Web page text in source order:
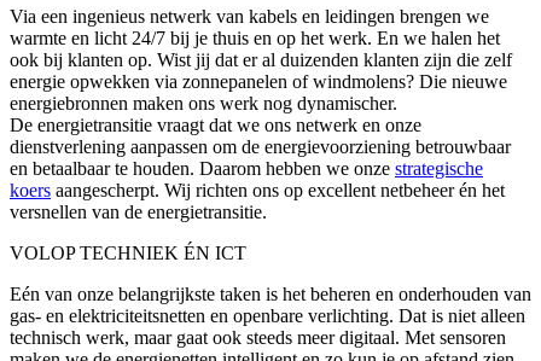
Via een ingenieus netwerk van kabels en leidingen brengen we
warmte en licht 24/7 bij je thuis en op het werk. En we halen het
ook bij klanten op. Wist jij dat er al duizenden klanten zijn die zelf
energie opwekken via zonnepanelen of windmolens? Die nieuwe
energiebronnen maken ons werk nog dynamischer.
De energietransitie vraagt dat we ons netwerk en onze
dienstverlening aanpassen om de energievoorziening betrouwbaar
en betaalbaar te houden. Daarom hebben we onze strategische
koers aangescherpt. Wij richten ons op excellent netbeheer én het
versnellen van de energietransitie.
VOLOP TECHNIEK ÉN ICT
Eén van onze belangrijkste taken is het beheren en onderhouden van
gas- en elektriciteitsnetten en openbare verlichting. Dat is niet alleen
technisch werk, maar gaat ook steeds meer digitaal. Met sensoren